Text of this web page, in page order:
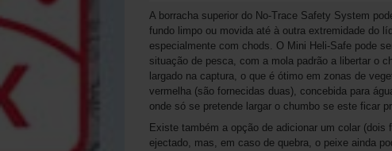
A borracha superior do No-Trace Safety System
fundo limpo ou movida até à outra extremidade do
especialmente com chods. O Mini Heli-Safe pode
situação de pesca, com a mola padrão a libertar o
largado na captura, o que é ótimo em zonas de
vermelha (são fornecidas duas), concebida para
onde só se pretende largar o chumbo se este ficar
Existe também a opção de adicionar um colar
ejectado, mas, em caso de quebra, o peixe ainda